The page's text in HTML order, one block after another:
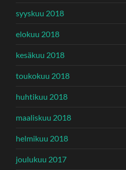
syyskuu 2018
elokuu 2018
kesäkuu 2018
toukokuu 2018
huhtikuu 2018
maaliskuu 2018
helmikuu 2018
joulukuu 2017